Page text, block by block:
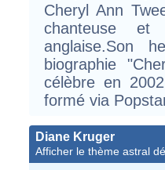
Cheryl Ann
chanteuse et
anglaise.Son
biographie
célèbre en
formé via
Diane Kruger
Afficher le thème astral